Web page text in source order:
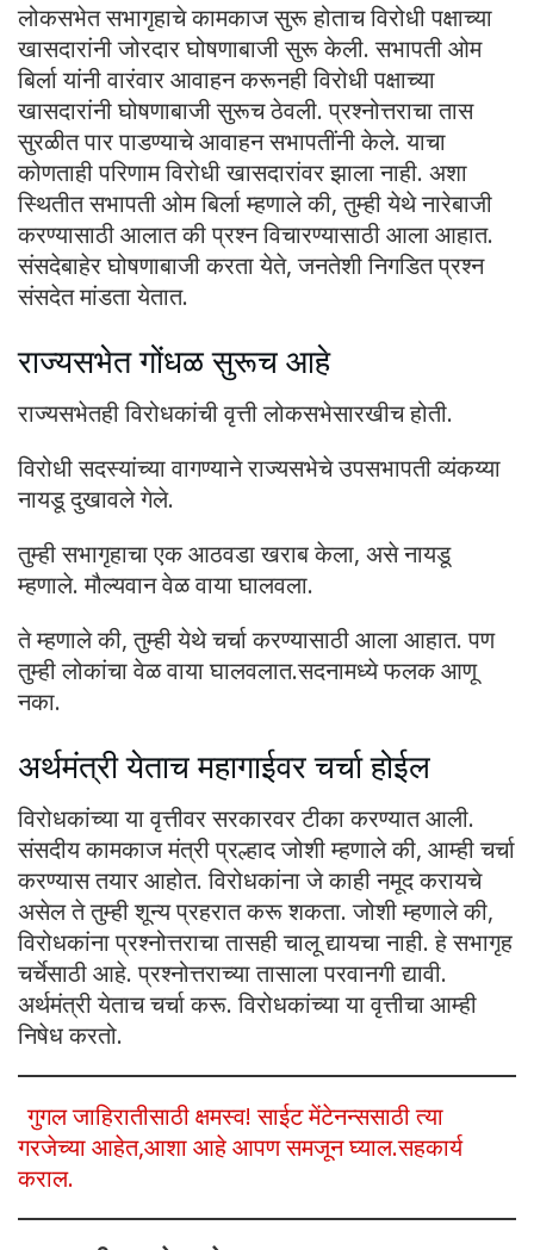
लोकसभेत सभागृहाचे कामकाज सुरू होताच विरोधी पक्षाच्या
खासदारांनी जोरदार घोषणाबाजी सुरू केली. सभापती ओम
बिर्ला यांनी वारंवार आवाहन करूनही विरोधी पक्षाच्या
खासदारांनी घोषणाबाजी सुरूच ठेवली. प्रश्नोत्तराचा तास
सुरळीत पार पाडण्याचे आवाहन सभापतींनी केले. याचा
कोणताही परिणाम विरोधी खासदारांवर झाला नाही. अशा
स्थितीत सभापती ओम बिर्ला म्हणाले की, तुम्ही येथे नारेबाजी
करण्यासाठी आलात की प्रश्न विचारण्यासाठी आला आहात.
संसदेबाहेर घोषणाबाजी करता येते, जनतेशी निगडित प्रश्न
संसदेत मांडता येतात.
राज्यसभेत गोंधळ सुरूच आहे
राज्यसभेतही विरोधकांची वृत्ती लोकसभेसारखीच होती.
विरोधी सदस्यांच्या वागण्याने राज्यसभेचे उपसभापती व्यंकय्या
नायडू दुखावले गेले.
तुम्ही सभागृहाचा एक आठवडा खराब केला, असे नायडू
म्हणाले. मौल्यवान वेळ वाया घालवला.
ते म्हणाले की, तुम्ही येथे चर्चा करण्यासाठी आला आहात. पण
तुम्ही लोकांचा वेळ वाया घालवलात.सदनामध्ये फलक आणू
नका.
अर्थमंत्री येताच महागाईवर चर्चा होईल
विरोधकांच्या या वृत्तीवर सरकारवर टीका करण्यात आली.
संसदीय कामकाज मंत्री प्रल्हाद जोशी म्हणाले की, आम्ही चर्चा
करण्यास तयार आहोत. विरोधकांना जे काही नमूद करायचे
असेल ते तुम्ही शून्य प्रहरात करू शकता. जोशी म्हणाले की,
विरोधकांना प्रश्नोत्तराचा तासही चालू द्यायचा नाही. हे सभागृह
चर्चेसाठी आहे. प्रश्नोत्तराच्या तासाला परवानगी द्यावी.
अर्थमंत्री येताच चर्चा करू. विरोधकांच्या या वृत्तीचा आम्ही
निषेध करतो.
गुगल जाहिरातीसाठी क्षमस्व! साईट मेंटेनन्ससाठी त्या
गरजेच्या आहेत,आशा आहे आपण समजून घ्याल.सहकार्य
कराल.